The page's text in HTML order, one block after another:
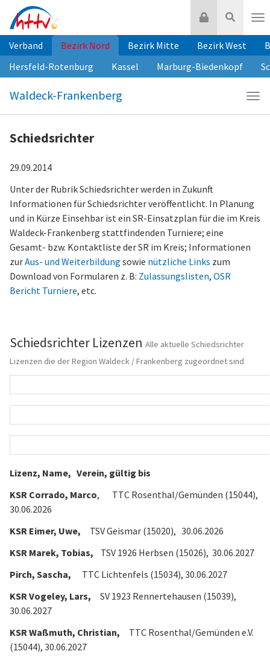
Inhalt
springen
Suche
Login
Verband Bezirk Nord Bezirk Mitte Bezirk West
Hersfeld-Rotenburg
Kassel Marburg-Biedenkopf
Waldeck-Frankenberg
Schiedsrichter
29.09.2014
Unter der Rubrik Schiedsrichter werden in Zukunft
Informationen für Schiedsrichter veröffentlicht. In Planung
und in Kürze Einsehbar ist ein SR-Einsatzplan für die im Kreis
Waldeck-Frankenberg stattfindenden Turniere; eine
Gesamt- bzw. Kontaktliste der SR im Kreis; Informationen
zurAus- und Weiterbildung sowie nützliche Links zum
Download von Formularen z. B: Zulassungslisten, OSR
Bericht Turniere, etc.
Schiedsrichter Lizenzen Alle aktuelle Schiedsrichter
Lizenzen die der Region Waldeck / Frankenberg zugeordnet sind
Lizenz, Name, Verein, gültig bis
KSR Corrado, Marco, TTC Rosenthal/Gemünden (15044),
30.06.2026
KSR Eimer, Uwe, TSV Geismar (15020), 30.06.2026
KSR Marek, Tobias, TSV 1926 Herbsen (15026), 30.06.2027
Pirch, Sascha, TTC Lichtenfels (15034), 30.06.2027
KSR Vogeley, Lars, SV 1923 Rennertehausen (15039),
30.06.2027
KSR Waßmuth, Christian, TTC Rosenthal/Gemünden e.V.
(15044), 30.06.2027